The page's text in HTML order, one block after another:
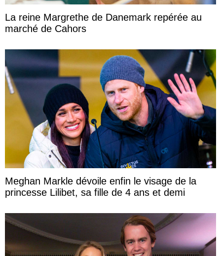
La reine Margrethe de Danemark repérée au
marché de Cahors
Meghan Markle dévoile enfin le visage de la
princesse Lilibet, sa fille de 4 ans et demi